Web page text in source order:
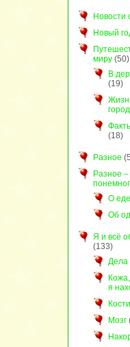
Новости
Новый
миру(50)
В
(19)
(18)
Разное
Разное
О еде
Об
Я и всё
(133)
Дела
я
Мозг